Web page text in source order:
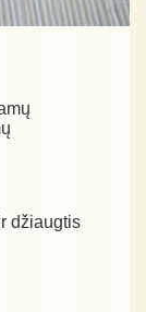
džiaugtis